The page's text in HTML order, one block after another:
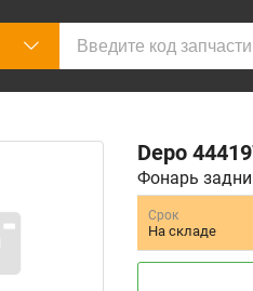
Depo
Фонарь
Срок
На складе